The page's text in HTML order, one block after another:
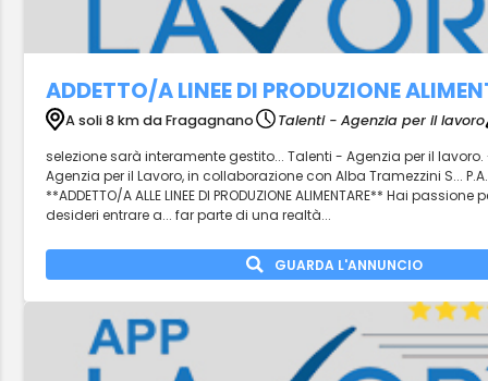
ADDETTO/A LINEE DI PRODUZIONE
A soli 8 km da Fragagnano
Talenti - Agenzia per il lavoro
selezione sarà interamente gestito... Talenti - Agenzia per il
Agenzia per il Lavoro, in collaborazione con Alba Tramezzini S...
**ADDETTO/A ALLE LINEE DI PRODUZIONE ALIMENTARE** Hai
desideri entrare a... far parte di una realtà...
GUARDA L'ANNUNCIO